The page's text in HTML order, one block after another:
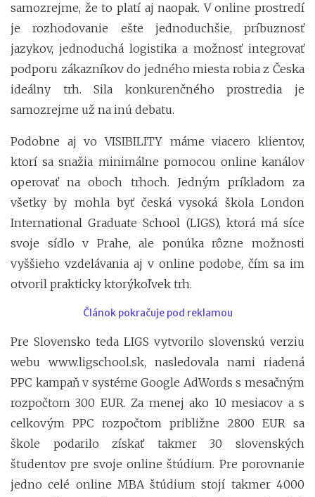
samozrejme, že to platí aj naopak. V online prostredí
je rozhodovanie ešte jednoduchšie, príbuznosť
jazykov, jednoduchá logistika a možnosť integrovať
podporu zákazníkov do jedného miesta robia z Česka
ideálny trh. Sila konkurenčného prostredia je
samozrejme už na inú debatu.
Podobne aj vo VISIBILITY máme viacero klientov,
ktorí sa snažia minimálne pomocou online kanálov
operovať na oboch trhoch. Jedným príkladom za
všetky by mohla byť česká vysoká škola London
International Graduate School (LIGS), ktorá má síce
svoje sídlo v Prahe, ale ponúka rôzne možnosti
vyššieho vzdelávania aj v online podobe, čím sa im
otvoril prakticky ktorýkoľvek trh.
Článok pokračuje pod reklamou
Pre Slovensko teda LIGS vytvorilo slovenskú verziu
webu www.ligschool.sk, nasledovala nami riadená
PPC kampaň v systéme Google AdWords s mesačným
rozpočtom 300 EUR. Za menej ako 10 mesiacov a s
celkovým PPC rozpočtom približne 2800 EUR sa
škole podarilo získať takmer 30 slovenských
študentov pre svoje online štúdium. Pre porovnanie
jedno celé online MBA štúdium stojí takmer 4000